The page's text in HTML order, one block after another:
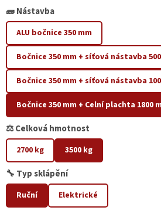
🧱 Nástavba
ALU bočnice 350 mm
Bočnice 350 mm + síťová nástavba
Bočnice 350 mm + síťová nástavba
Bočnice 350 mm + Celní plachta 1800
⚖️ Celková hmotnost
2700 kg 3500 kg
🔧 Typ sklápění
Ruční Elektrické